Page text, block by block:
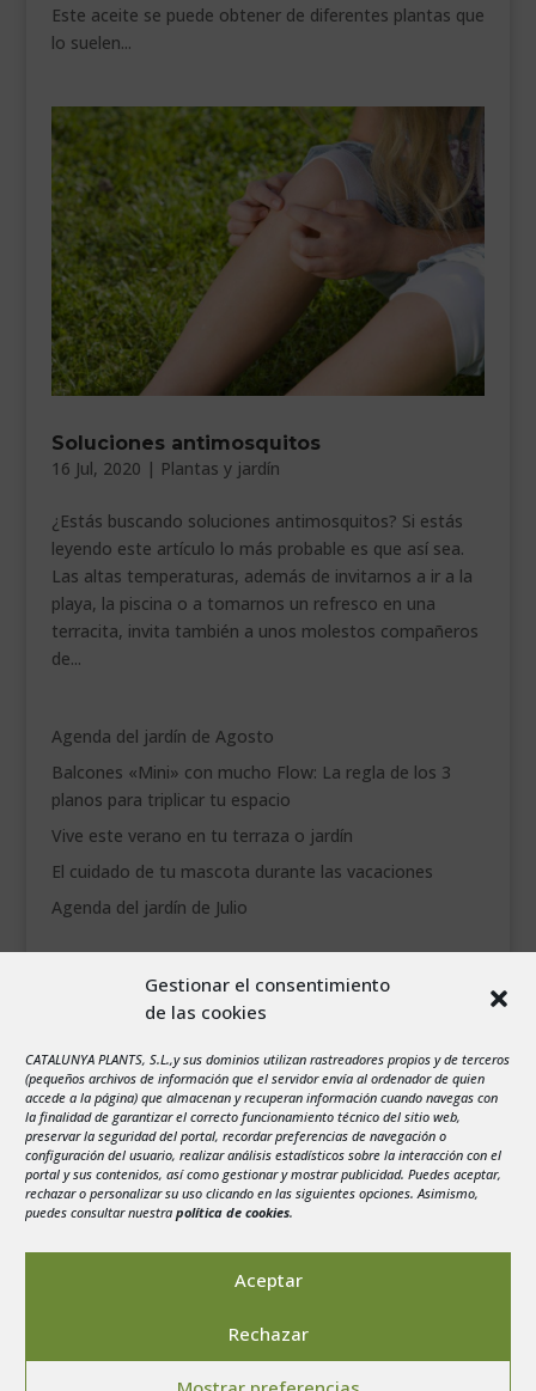
Gestionar el consentimiento
de las cookies
CATALUNYA PLANTS, S.L.,y sus dominios utilizan rastreadores propios y de terceros
(pequeños archivos de información que el servidor envía al ordenador de quien
accede a la página) que almacenan y recuperan información cuando navegas con
la finalidad de garantizar el correcto funcionamiento técnico del sitio web,
preservar la seguridad del portal, recordar preferencias de navegación o
configuración del usuario, realizar análisis estadísticos sobre la interacción con el
portal y sus contenidos, así como gestionar y mostrar publicidad. Puedes aceptar,
rechazar o personalizar su uso clicando en las siguientes opciones. Asimismo,
puedes consultar nuestra política de cookies.
Aceptar
Rechazar
Este aceite se puede obtener de diferentes plantas que
lo suelen...
Soluciones antimosquitos
16 Jul, 2020 | Plantas y jardín
¿Estás buscando soluciones antimosquitos? Si estás
leyendo este artículo lo más probable es que así sea.
Las altas temperaturas, además de invitarnos a ir a la
playa, la piscina o a tomarnos un refresco en una
terracita, invita también a unos molestos compañeros
de...
Agenda del jardín de Agosto
Balcones «Mini» con mucho Flow: La regla de los 3
planos para triplicar tu espacio
Vive este verano en tu terraza o jardín
El cuidado de tu mascota durante las vacaciones
Agenda del jardín de Julio
X J V S
3
4 5 6 7 8
9
10
11 12 13 14 15
16
17
18 19 20 21 22
23
24
25 26 27 28 29
30
31
Política de privacidad